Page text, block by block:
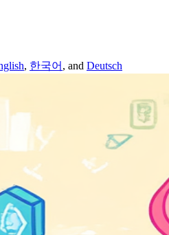
, 한국어 , and Deutsch